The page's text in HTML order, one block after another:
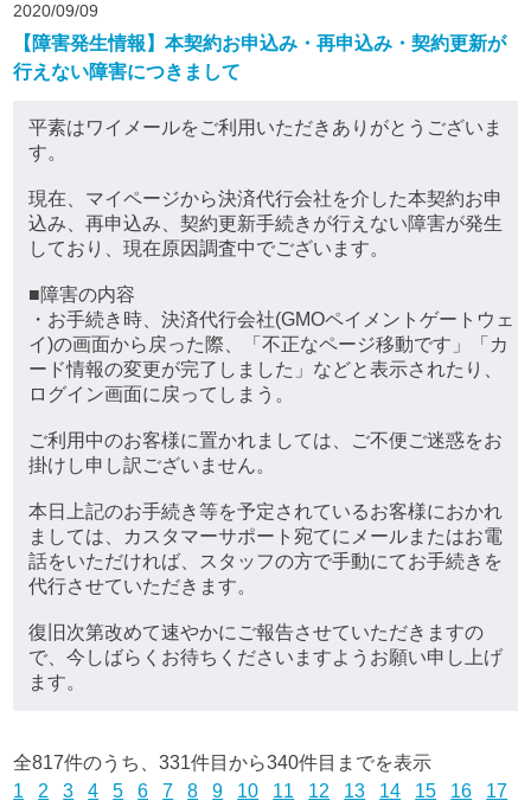
2020/09/09
【障害発生情報】本契約お申込み・再申込み・契約更新が
行えない障害につきまして
平素はワイメールをご利用いただきありがとうございま
す。
現在、マイページから決済代行会社を介した本契約お申
込み、再申込み、契約更新手続きが行えない障害が発生
しており、現在原因調査中でございます。
■障害の内容
・お手続き時、決済代行会社(GMOペイメントゲートウェ
イ)の画面から戻った際、「不正なページ移動です」「カ
ード情報の変更が完了しました」などと表示されたり、
ログイン画面に戻ってしまう。
ご利用中のお客様に置かれましては、ご不便ご迷惑をお
掛けし申し訳ございません。
本日上記のお手続き等を予定されているお客様におかれ
ましては、カスタマーサポート宛てにメールまたはお電
話をいただければ、スタッフの方で手動にてお手続きを
代行させていただきます。
復旧次第改めて速やかにご報告させていただきますの
で、今しばらくお待ちくださいますようお願い申し上げ
ます。
全817件のうち、331件目から340件目までを表示
1
2 3 4 5 6 7 8 9 10 11 12 13 14 15 16
17